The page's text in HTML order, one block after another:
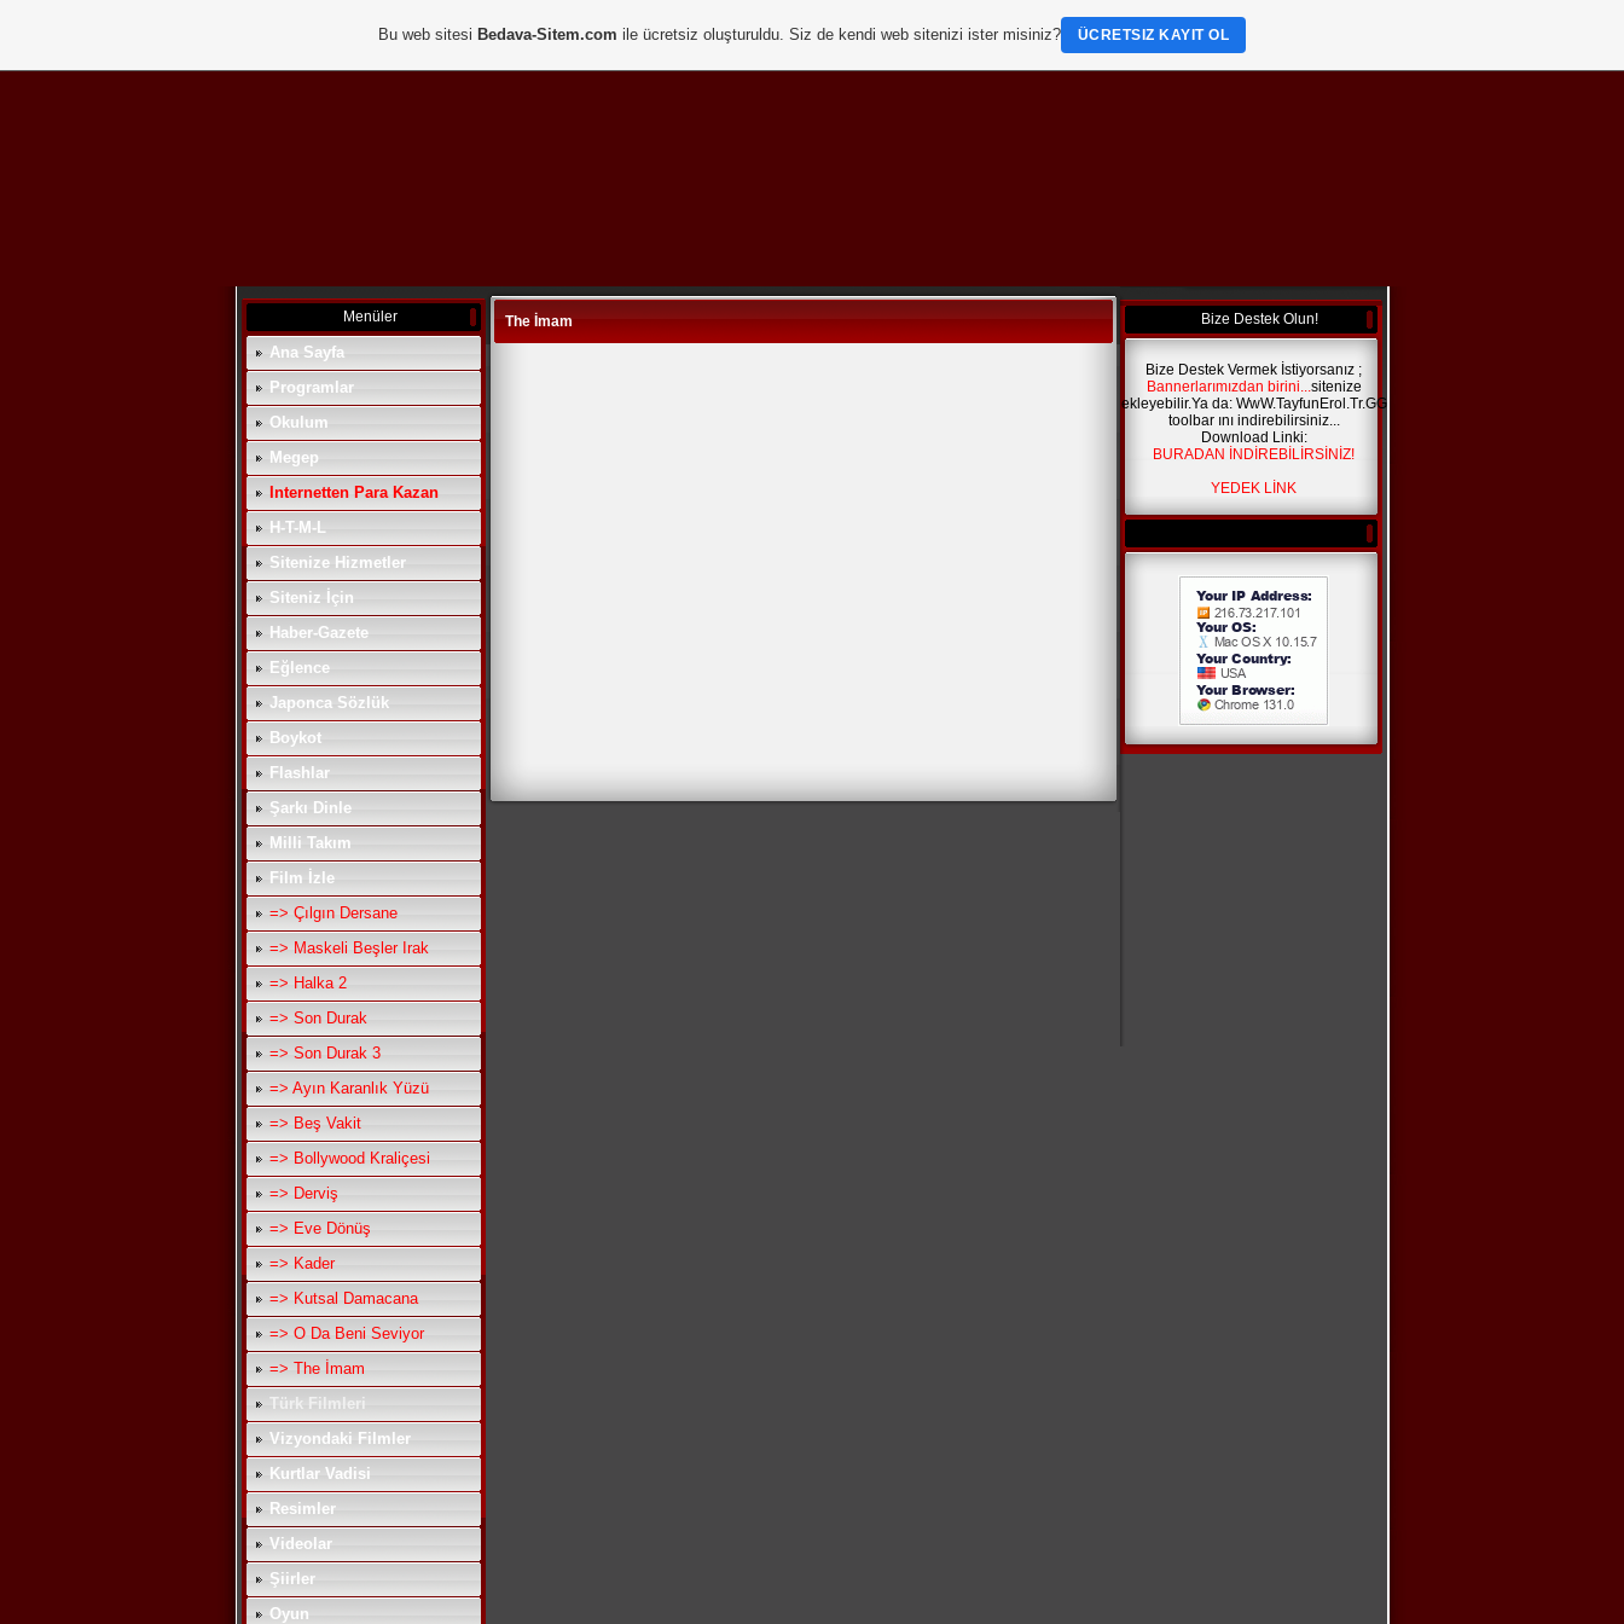
Menüler
Ana Sayfa
Programlar
Okulum
Megep
Internetten Para Kazan
H-T-M-L
Sitenize Hizmetler
Siteniz İçin
Haber-Gazete
Eğlence
Japonca Sözlük
Boykot
Flashlar
Şarkı Dinle
Milli Takım
Film İzle
=> Çılgın Dersane
=> Maskeli Beşler Irak
=> Halka 2
=> Son Durak
=> Son Durak 3
=> Ayın Karanlık Yüzü
=> Beş Vakit
=> Bollywood Kraliçesi
=> Derviş
=> Eve Dönüş
=> Kader
=> Kutsal Damacana
=> O Da Beni Seviyor
=> The İmam
Türk Filmleri
Vizyondaki Filmler
Kurtlar Vadisi
Resimler
Videolar
Şiirler
Oyun
The İmam Bize Destek Olun!
Bize Destek Vermek İstiyorsanız ;
Bannerlarımızdan birini...sitenize
ekleyebilir.Ya da: WwW.TayfunErol.Tr.GG
toolbar ını indirebilirsiniz...
Download Linki:
BURADAN İNDİREBİLİRSİNİZ!
YEDEK LİNK
Bu web sitesi Bedava-Sitem.com ile ücretsiz oluşturuldu. Siz de kendi web sitenizi ister misiniz? ÜCRETSIZ KAYIT OL